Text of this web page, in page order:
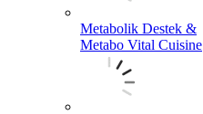
Metabolik Destek &
Metabo Vital Cuisine